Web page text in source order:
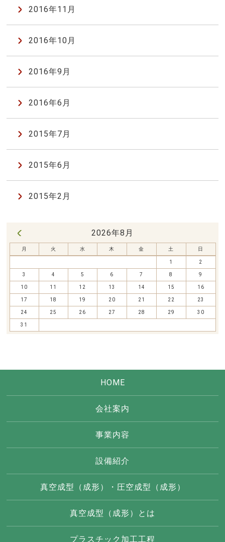
2016年11月
2016年10月
2016年9月
2016年6月
2015年7月
2015年6月
2015年2月
2026年8月
月 火 水 木 金 土 日
1 2
3 4 5 6 7 8 9
10 11 12 13 14 15 16
17 18 19 20 21 22 23
24 25 26 27 28 29 30
31
HOME
会社案内
事業内容
設備紹介
真空成型（成形）・圧空成型（成形）
真空成型（成形）とは
プラスチック加工工程